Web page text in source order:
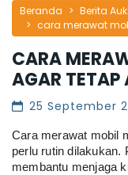
Beranda
Berita
cara merawat
CARA
AGAR TETAP
25 September
Cara merawat mobil
perlu rutin dilakukan.
membantu menjaga